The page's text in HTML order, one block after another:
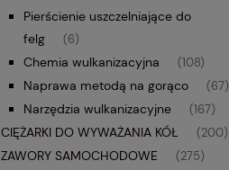
Pierścienie uszczelniające do
felg
(6)
Chemia wulkanizacyjna (108)
Naprawa metodą na gorąco (67)
Narzędzia wulkanizacyjne (167)
CIĘŻARKI DO WYWAŻANIA KÓŁ (200)
ZAWORY SAMOCHODOWE (275)